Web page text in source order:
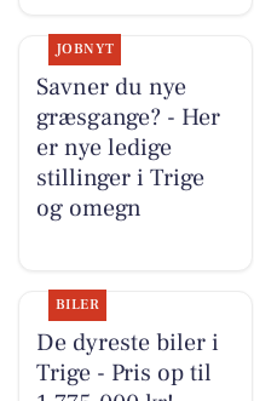
JOBNYT
Savner du nye
græsgange? - Her
er nye ledige
stillinger i Trige
og omegn
BILER
De dyreste biler i
Trige - Pris op til